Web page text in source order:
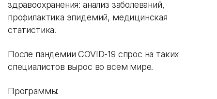
здравоохранения: анализ заболеваний,
профилактика эпидемий, медицинская
статистика.
После пандемии COVID-19 спрос на таких
специалистов вырос во всем мире.
Программы: